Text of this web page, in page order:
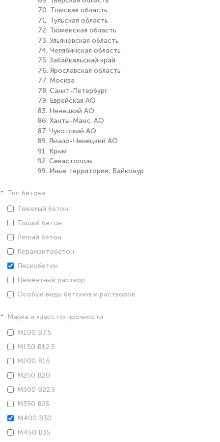
70. Томская область
71. Тульская область
72. Тюменская область
73. Ульяновская область
74. Челябинская область
75. Забайкальский край
76. Ярославская область
77. Москва
78. Санкт-Петербург
79. Еврейская АО
83. Ненецкий АО
86. Ханты-Манс. АО
87. Чукотский АО
89. Ямало-Ненецкий АО
91. Крым
92. Севастополь
99. Иные территории, Байконур
Тип бетона
Тяжелый бетон
Тощий бетон
Легкий бетон
Керамзитобетон
Пескобетон
Цементный раствор
Особые виды бетонов и растворов
Марка и класс по прочности
М100 В7.5
М150 В12.5
М200 В15
М250 В20
М300 В22.5
М350 В25
М400 В30
М450 В35